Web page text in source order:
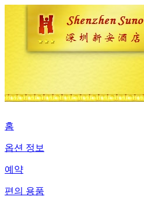
홈
옵션 정보
예약
편의 용품